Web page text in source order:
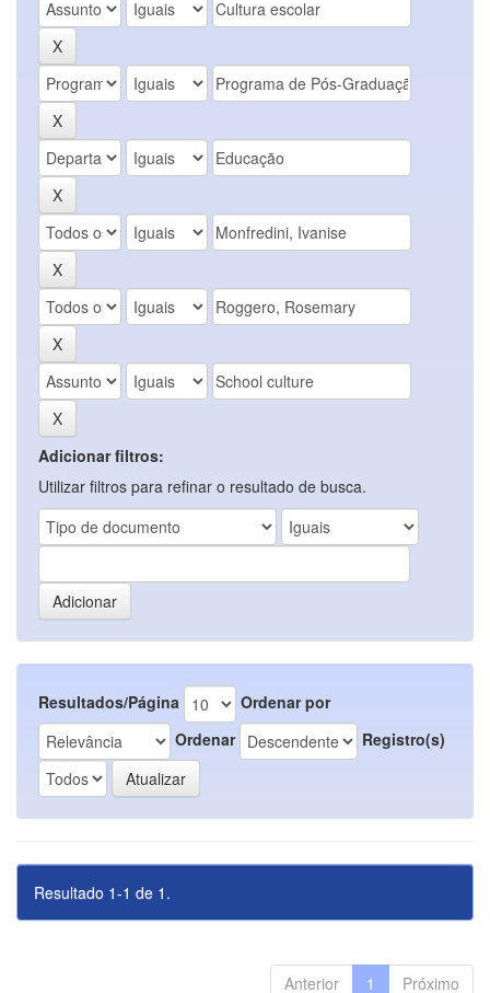
Adicionar filtros:
Utilizar filtros para refinar o resultado de busca.
Resultados/Página
Ordenar por
Ordenar
Registro(s)
Resultado 1-1 de 1.
Anterior 1 Próximo